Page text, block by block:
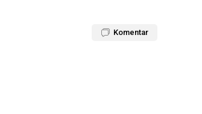
Komentar